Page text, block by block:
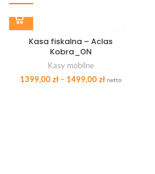
Kasa fiskalna – Aclas
Kobra_ON
Kasy mobilne
1399,00 zł– 1499,00 zł netto